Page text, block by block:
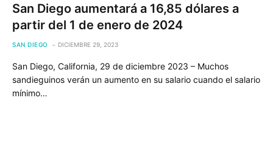
San Diego aumentará a 16,85 dólares a
partir del 1 de enero de 2024
SAN DIEGO DICIEMBRE 29, 2023
San Diego, California, 29 de diciembre 2023 – Muchos
sandieguinos verán un aumento en su salario cuando el salario
mínimo…